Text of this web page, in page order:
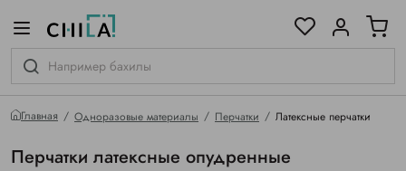
Главная Одноразовые материалы Перчатки Латексные перчатки
Перчатки латексные опудренные
гамме